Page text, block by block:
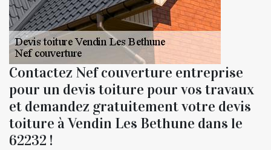
Contactez Nef couverture entreprise
pour un devis toiture pour vos travaux
et demandez gratuitement votre devis
toiture à Vendin Les Bethune dans le
62232 !